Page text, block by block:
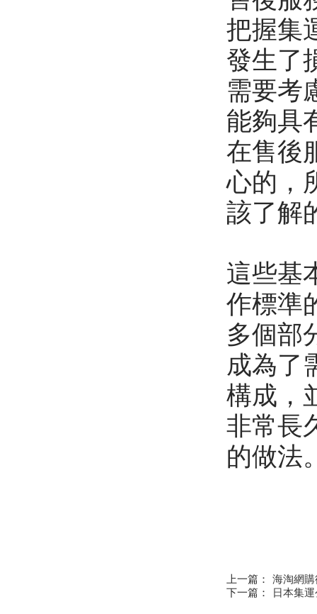
把握集
發生了
需要考
能夠具
在售後
心的，
該了解
這些基
作標準
多個部
成為了
構成，
非常長
的做法
上一篇：
海淘網
下一篇：
日本集